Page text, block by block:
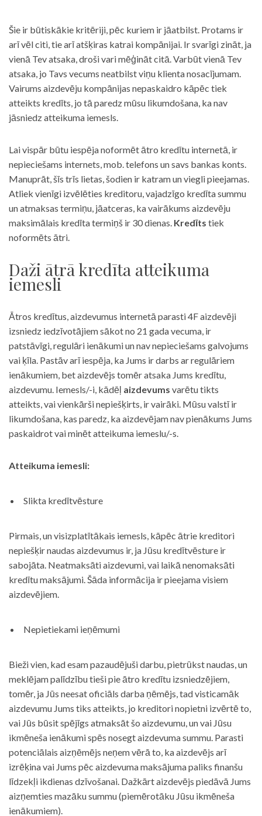
Šie ir būtiskākie kritēriji, pēc kuriem ir jāatbilst. Protams ir
arī vēl citi, tie arī atšķiras katrai kompānijai. Ir svarīgi zināt, ja
vienā Tev atsaka, droši vari mēģināt citā. Varbūt vienā Tev
atsaka, jo Tavs vecums neatbilst viņu klienta nosacījumam.
Vairums aizdevēju kompānijas nepaskaidro kāpēc tiek
atteikts kredīts, jo tā paredz mūsu likumdošana, ka nav
jāsniedz atteikuma iemesls.
Lai vispār būtu iespēja noformēt ātro kredītu internetā, ir
nepieciešams internets, mob. telefons un savs bankas konts.
Manuprāt, šīs trīs lietas, šodien ir katram un viegli pieejamas.
Atliek vienīgi izvēlēties kreditoru, vajadzīgo kredīta summu
un atmaksas termiņu, jāatceras, ka vairākums aizdevēju
maksimālais kredīta termiņš ir 30 dienas. Kredīts tiek
noformēts ātri.
Daži ātrā kredīta atteikuma
iemesli
Ātros kredītus, aizdevumus internetā parasti 4F aizdevēji
izsniedz iedzīvotājiem sākot no 21 gada vecuma, ir
patstāvīgi, regulāri ienākumi un nav nepieciešams galvojums
vai ķīla. Pastāv arī iespēja, ka Jums ir darbs ar regulāriem
ienākumiem, bet aizdevējs tomēr atsaka Jums kredītu,
aizdevumu. Iemesls/-i, kādēļ aizdevums varētu tikts
atteikts, vai vienkārši nepiešķirts, ir vairāki. Mūsu valstī ir
likumdošana, kas paredz, ka aizdevējam nav pienākums Jums
paskaidrot vai minēt atteikuma iemeslu/-s.
Atteikuma iemesli:
Slikta kredītvēsture
Pirmais, un visizplatītākais iemesls, kāpēc ātrie kreditori
nepiešķir naudas aizdevumus ir, ja Jūsu kredītvēsture ir
sabojāta. Neatmaksāti aizdevumi, vai laikā nenomaksāti
kredītu maksājumi. Šāda informācija ir pieejama visiem
aizdevējiem.
Nepietiekami ieņēmumi
Bieži vien, kad esam pazaudējuši darbu, pietrūkst naudas, un
meklējam palīdzību tieši pie ātro kredītu izsniedzējiem,
tomēr, ja Jūs neesat oficiāls darba ņēmējs, tad visticamāk
aizdevumu Jums tiks atteikts, jo kreditori nopietni izvērtē to,
vai Jūs būsit spējīgs atmaksāt šo aizdevumu, un vai Jūsu
ikmēneša ienākumi spēs nosegt aizdevuma summu. Parasti
potenciālais aizņēmējs neņem vērā to, ka aizdevējs arī
izrēķina vai Jums pēc aizdevuma maksājuma paliks finanšu
līdzekļi ikdienas dzīvošanai. Dažkārt aizdevējs piedāvā Jums
aizņemties mazāku summu (piemērotāku Jūsu ikmēneša
ienākumiem).